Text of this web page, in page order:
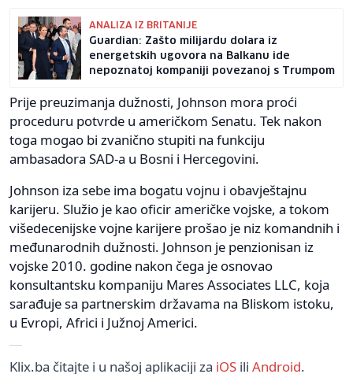
ANALIZA IZ BRITANIJE
Guardian: Zašto milijardu dolara iz
energetskih ugovora na Balkanu ide
nepoznatoj kompaniji povezanoj s Trumpom
Prije preuzimanja dužnosti, Johnson mora proći
proceduru potvrde u američkom Senatu. Tek nakon
toga mogao bi zvanično stupiti na funkciju
ambasadora SAD-a u Bosni i Hercegovini.
Johnson iza sebe ima bogatu vojnu i obavještajnu
karijeru. Služio je kao oficir američke vojske, a tokom
višedecenijske vojne karijere prošao je niz komandnih i
međunarodnih dužnosti. Johnson je penzionisan iz
vojske 2010. godine nakon čega je osnovao
konsultantsku kompaniju Mares Associates LLC, koja
sarađuje sa partnerskim državama na Bliskom istoku,
u Evropi, Africi i Južnoj Americi.
Klix.ba čitajte i u našoj aplikaciji za iOS ili Android.